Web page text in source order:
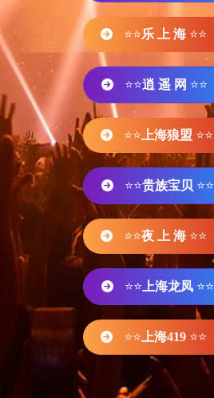
⭐⭐乐 上 海 ⭐⭐
⭐⭐逍 遥 网 ⭐⭐
⭐⭐ 上海狼盟 ⭐⭐
⭐⭐贵族宝贝 ⭐⭐
⭐⭐夜 上 海 ⭐⭐
⭐⭐ 上海龙凤 ⭐⭐
⭐⭐ 上海419 ⭐⭐